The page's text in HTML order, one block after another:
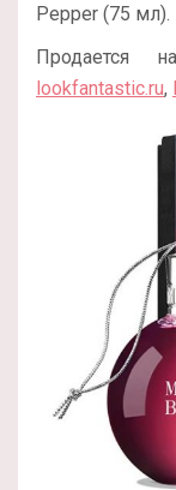
Pepper (75 мл).
Продается
lookfantastic.ru,